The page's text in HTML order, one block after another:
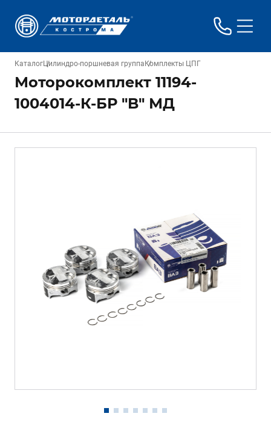
КаталогЦилиндро-поршневая группа Комплекты ЦПГ
Моторокомплект 11194-
1004014-К-БР "B" МД